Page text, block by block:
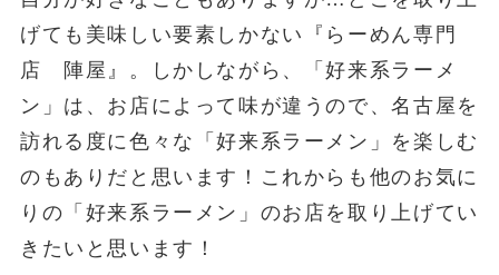
げても美味しい要素しかない『らーめん専門
店 陣屋』。しかしながら、「好来系ラーメ
ン」は、お店によって味が違うので、名古屋を
訪れる度に色々な「好来系ラーメン」を楽しむ
のもありだと思います！これからも他のお気に
りの「好来系ラーメン」のお店を取り上げてい
きたいと思います！